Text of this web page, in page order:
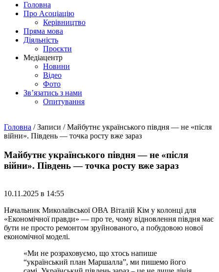
Головна
Про Асоціацію
Керівництво
Пряма мова
Діяльність
Проєкти
Медіацентр
Новини
Відео
Фото
Зв’язатись з нами
Опитування
Головна /Записи /Майбутнє українського півдня — не «після
війни». Південь — точка росту вже зараз
Майбутнє українського півдня — не «після
війни». Південь — точка росту вже зараз
10.11.2025 в 14:55
Начальник Миколаївської ОВА Віталій Кім у колонці для
«Економічної правди» — про те, чому відновлення півдня має
бути не просто ремонтом зруйнованого, а побудовою нової
економічної моделі.
«Ми не розраховуємо, що хтось напише
“український план Маршалла”, ми пишемо його